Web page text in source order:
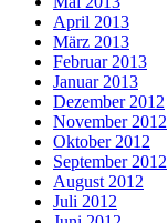
April 2013
März 2013
Februar 2013
Januar 2013
Dezember 2012
November 2012
Oktober 2012
September 2012
August 2012
Juli 2012